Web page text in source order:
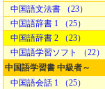
中国語文法書 （23）
中国語辞書 1 （25）
中国語辞書 2 （23）
中国語学習ソフト （22）
中国語学習書 中級者～
中国語会話 1 （25）